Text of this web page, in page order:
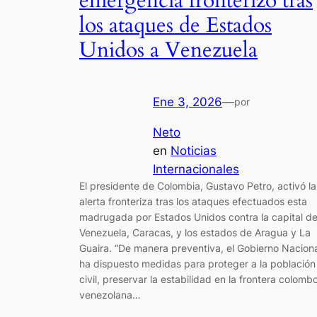
los ataques de Estados
Unidos a Venezuela
Ene 3, 2026—por
Neto
en Noticias
Internacionales
El presidente de Colombia, Gustavo Petro, activó la
alerta fronteriza tras los ataques efectuados esta
madrugada por Estados Unidos contra la capital de
Venezuela, Caracas, y los estados de Aragua y La
Guaira. “De manera preventiva, el Gobierno
ha dispuesto medidas para proteger a la población
civil, preservar la estabilidad en la frontera
venezolana…